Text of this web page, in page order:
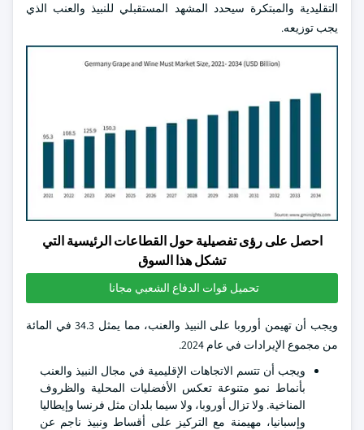
التقليدية والمبتكرة سيحدد المشهد المستقبلي للنبيذ والعنب الذي
يجب توزيعه.
احصل على رؤى تفصيلية حول القطاعات الرئيسية التي
تشكل هذا السوق
تحميل قوات الدفاع الشعبي مجانا
ويجب أن تهيمن أوروبا على النبيذ والعنب، مما يمثل 34.3 في المائة
من مجموع الإيرادات في عام 2024.
ويجب أن تتسم الاتجاهات الإقليمية في مجال النبيذ والعنب
بأنماط نمو متنوعة تعكس الأفضليات المحلية والظروف
المناخية. ولا تزال أوروبا، ولا سيما بلدان مثل فرنسا وإيطاليا
وإسبانيا، مهيمنة مع التركيز على أقساط ونبيذ ناجم عن